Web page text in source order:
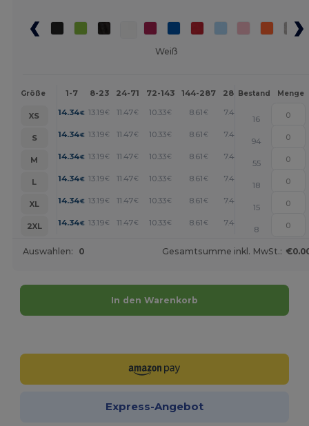
Weiß
Größe 1-7 8-23 24-71 72-143 144-287 288 + Mehr
Bestand Menge
XS 14.34€ 13.19€ 11.47€ 10.33€ 8.61€ 7.46
16
S
14.34€ 13.19€ 11.47€ 10.33€ 8.61€ 7.46
94
M
14.34€ 13.19€ 11.47€ 10.33€ 8.61€ 7.46
55
L
14.34€ 13.19€ 11.47€ 10.33€ 8.61€ 7.46
18
XL
14.34€ 13.19€ 11.47€ 10.33€ 8.61€ 7.46
15
2XL
14.34€ 13.19€ 11.47€ 10.33€ 8.61€ 7.46
8
Auswahlen: 0 Gesamtsumme inkl. MwSt.:
In den Warenkorb
Express-Angebot